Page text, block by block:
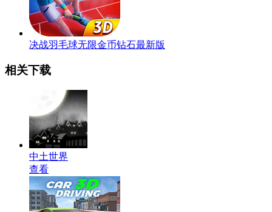
决战羽毛球无限金币钻石最新版
相关下载
中土世界
查看